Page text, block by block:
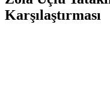
Karşılaştırması